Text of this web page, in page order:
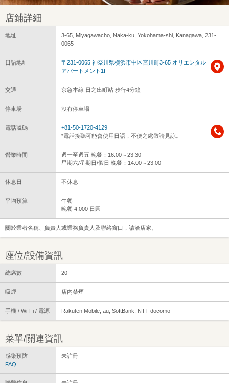
店鋪詳細
地址
3-65, Miyagawacho, Naka-ku, Yokohama-shi, Kanagawa, 231-
0065
日語地址
〒231-0065 神奈川県横浜市中区宮川町3-65 オリエンタル
アパートメント1F
交通 京急本線 日之出町站 步行4分鐘
停車場 沒有停車場
電話號碼
+81-50-1720-4129
*電話接聽可能會使用日語，不便之處敬請見諒。
營業時間
週一至週五 晚餐：16:00～23:30
星期六/星期日/假日 晚餐：14:00～23:00
休息日 不休息
平均預算
午餐 --
晚餐 4,000 日圓
關於業者名稱、負責人或業務負責人及聯絡窗口，請洽店家。
座位/設備資訊
總席數 20
吸煙 店内禁煙
手機 / Wi-Fi / 電源 Rakuten Mobile, au, SoftBank, NTT docomo
菜單/關連資訊
感染預防
FAQ
未註冊